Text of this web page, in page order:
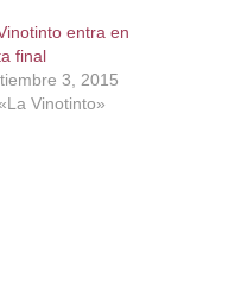
entra en
final
3, 2015
Vinotinto»